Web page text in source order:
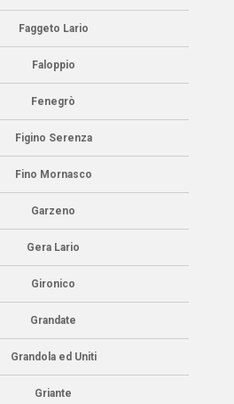
Faggeto Lario
Faloppio
Fenegrò
Figino Serenza
Fino Mornasco
Garzeno
Gera Lario
Gironico
Grandate
Grandola ed Uniti
Griante